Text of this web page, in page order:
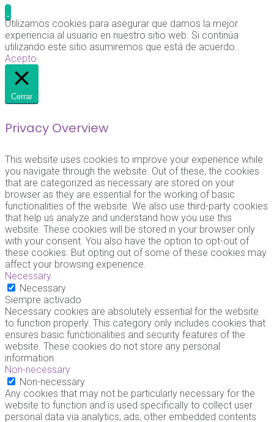
Utilizamos cookies para asegurar que damos la mejor
experiencia al usuario en nuestro sitio web. Si continúa
utilizando este sitio asumiremos que está de acuerdo..
Acepto
Cerrar
Privacy Overview
This website uses cookies to improve your experience while
you navigate through the website. Out of these, the cookies
that are categorized as necessary are stored on your
browser as they are essential for the working of basic
functionalities of the website. We also use third-party cookies
that help us analyze and understand how you use this
website. These cookies will be stored in your browser only
with your consent. You also have the option to opt-out of
these cookies. But opting out of some of these cookies may
affect your browsing experience.
Necessary
Necessary
Siempre activado
Necessary cookies are absolutely essential for the website
to function properly. This category only includes cookies that
ensures basic functionalities and security features of the
website. These cookies do not store any personal
information.
Non-necessary
Non-necessary
Any cookies that may not be particularly necessary for the
website to function and is used specifically to collect user
personal data via analytics, ads, other embedded contents